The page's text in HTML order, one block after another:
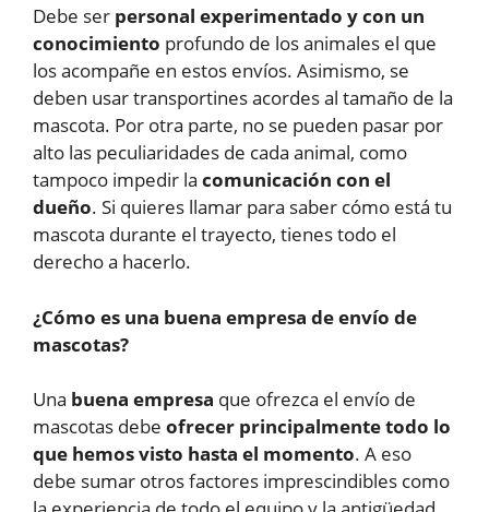
Debe ser personal experimentado y con un
conocimiento profundo de los animales el que
los acompañe en estos envíos. Asimismo, se
deben usar transportines acordes al tamaño de la
mascota. Por otra parte, no se pueden pasar por
alto las peculiaridades de cada animal, como
tampoco impedir la comunicación con el
dueño. Si quieres llamar para saber cómo está tu
mascota durante el trayecto, tienes todo el
derecho a hacerlo.
¿Cómo es una buena empresa de envío de
mascotas?
Una buena empresa que ofrezca el envío de
mascotas debe ofrecer principalmente todo lo
que hemos visto hasta el momento. A eso
debe sumar otros factores imprescindibles como